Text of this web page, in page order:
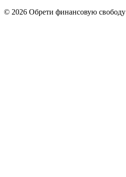
© 2026 Обрети финансовую свободу